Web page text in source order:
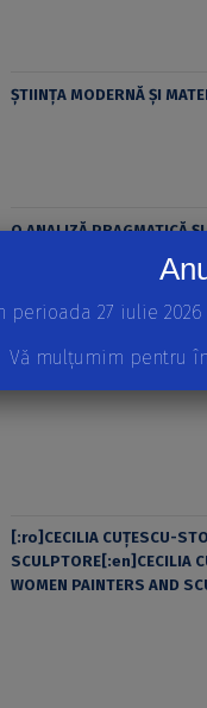
ȘTIINȚA MODERNĂ ȘI
O ANALIZĂ PRAGMATICĂ
DIN REPUBLICA
[:ro]CECILIA CUŢESCU-
SCULPTORE[:en]CECILIA
WOMEN PAINTERS AND
perioada 27 iulie
Vă mulțumim pentru